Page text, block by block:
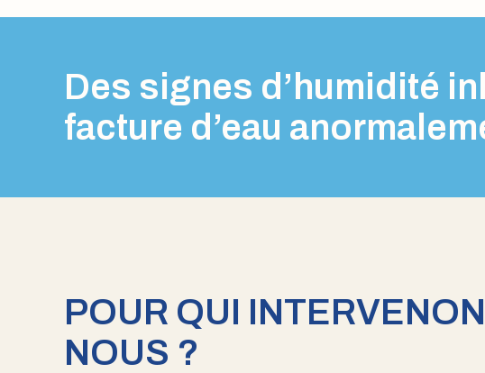
Des signes d’humidité
facture d’eau
POUR QUI
NOUS ?